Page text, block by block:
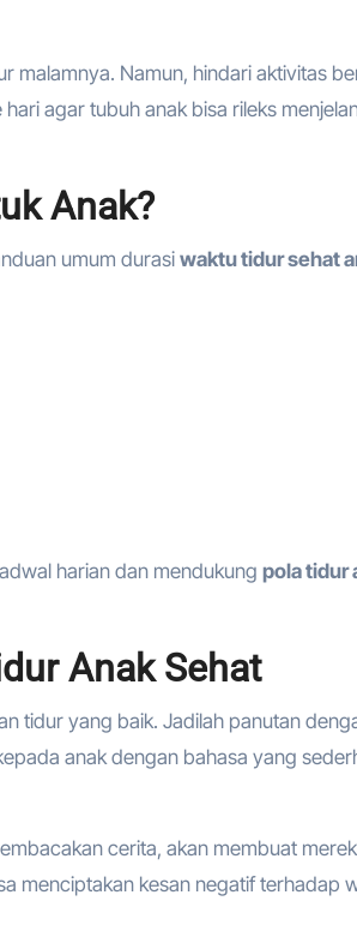
malamnya. Namun, hindari aktivitas
agar tubuh anak bisa rileks
Anak?
umum durasi waktu tidur sehat
harian dan mendukung pola tidur
Anak Sehat
tidur yang baik. Jadilah panutan
anak dengan bahasa yang
cerita, akan membuat
menciptakan kesan negatif terhadap